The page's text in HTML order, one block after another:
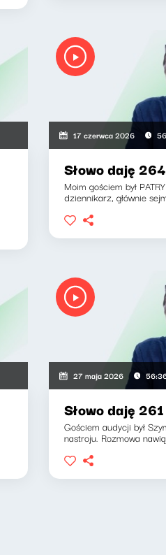
17 czerwca 2026
Słowo daję
Moim gościem był
dziennikarz, głównie
27 maja 2026
Słowo daję 261
Gościem audycji był
nastroju. Rozmowa